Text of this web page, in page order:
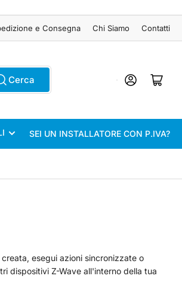
e Consegna Chi Siamo Contatti
Cerca AccediApri il mini
SEI UN INSTALLATORE CON P.IVA?
esegui azioni sincronizzate o
dispositivi Z-Wave all'interno della tua